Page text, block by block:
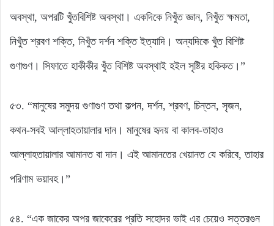
অবস্থা, অপরটি খুঁতবিশিষ্ট অবস্থা। একদিকে নিখুঁত জ্ঞান, নিখুঁত ক্ষমতা,
নিখুঁত শ্রবণ শক্তি, নিখুঁত দর্শন শক্তি ইত্যাদি। অন্যদিকে খুঁত বিশিষ্ট
গুণাগুণ। সিফাতে হাকীকীর খুঁত বিশিষ্ট অবস্থাই হইল সৃষ্টির হকিকত।”
৫৩. “মানুষের সমুদয় গুণাগুণ তথা কল্পন, দর্শন, শ্রবণ, চিন্তন, সৃজন,
কথন-সবই আল্লাহতায়ালার দান। মানুষের হৃদয় বা কালব-তাহাও
আল্লাহতায়ালার আমানত বা দান। এই আমানতের খেয়ানত যে করিবে, তাহার
পরিণাম ভয়াবহ।”
৫৪. “এক জাকের অপর জাকেরের প্রতি সহোদর ভাই এর চেয়েও সত্তরগুন